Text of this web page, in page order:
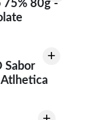
75% 80g -
+
Sabor